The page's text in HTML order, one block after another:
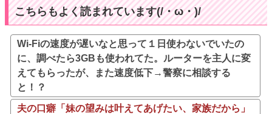
こちらもよく読まれています(/・ω・)/
Wi-Fiの速度が遅いなと思って１日使わないでいたの
に、調べたら3GBも使われてた。ルーターを主人に変
えてもらったが、また速度低下→警察に相談する
と！？
夫の口癖「妹の望みは叶えてあげたい、家族だから」